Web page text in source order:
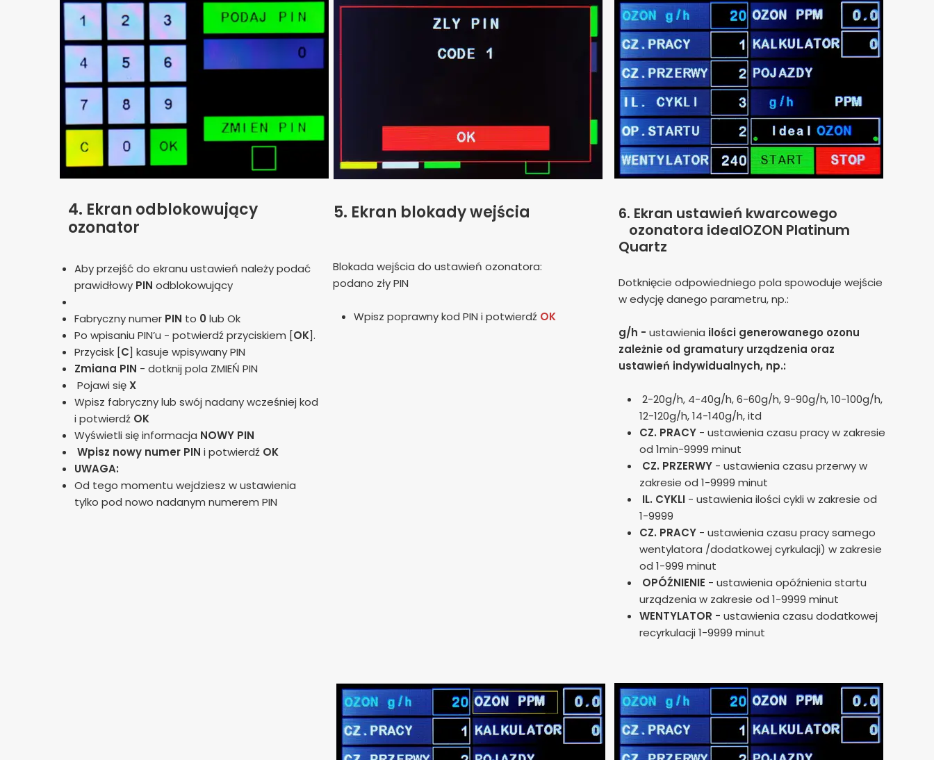
4. Ekran odblokowujący
ozonator
Aby przejść do ekranu ustawień należy podać
prawidłowy PIN odblokowujący
Fabryczny numer PIN to 0 lub Ok
Po wpisaniu PIN’u - potwierdź przyciskiem [OK].
Przycisk [C] kasuje wpisywany PIN
Zmiana PIN - dotknij pola ZMIEŃ PIN
Pojawi sięX
Wpisz fabryczny lub swój nadany wcześniej kod
i potwierdź OK
Wyświetli się informacja NOWY PIN
Wpisz nowy numer PIN i potwierdź OK
UWAGA:
Od tego momentu wejdziesz w ustawienia
tylko pod nowo nadanym numerem PIN
5. Ekran blokady wejścia
Blokada wejścia do ustawień ozonatora:
podano zły PIN
Wpisz poprawny kod PIN i potwierdź OK
6. Ekran ustawień kwarcowego
ozonatora idealOZON Platinum
Quartz
Dotknięcie odpowiedniego pola spowoduje wejście
w edycję danego parametru, np.:
g/h - ustawienia ilości generowanego ozonu
zależnie od gramatury urządzenia oraz
ustawień indywidualnych, np.:
2-20g/h, 4-40g/h, 6-60g/h, 9-90g/h, 10-100g/h,
12-120g/h, 14-140g/h, itd
CZ. PRACY - ustawienia czasu pracy w zakresie
od 1min-9999 minut
CZ. PRZERWY - ustawienia czasu przerwy w
zakresie od 1-9999 minut
IL. CYKLI - ustawienia ilości cykli w zakresie od
1-9999
CZ. PRACY - ustawienia czasu pracy samego
wentylatora /dodatkowej cyrkulacji) w zakresie
od 1-999 minut
OPÓŹNIENIE - ustawienia opóźnienia startu
urządzenia w zakresie od 1-9999 minut
WENTYLATOR - ustawienia czasu dodatkowej
recyrkulacji 1-9999 minut